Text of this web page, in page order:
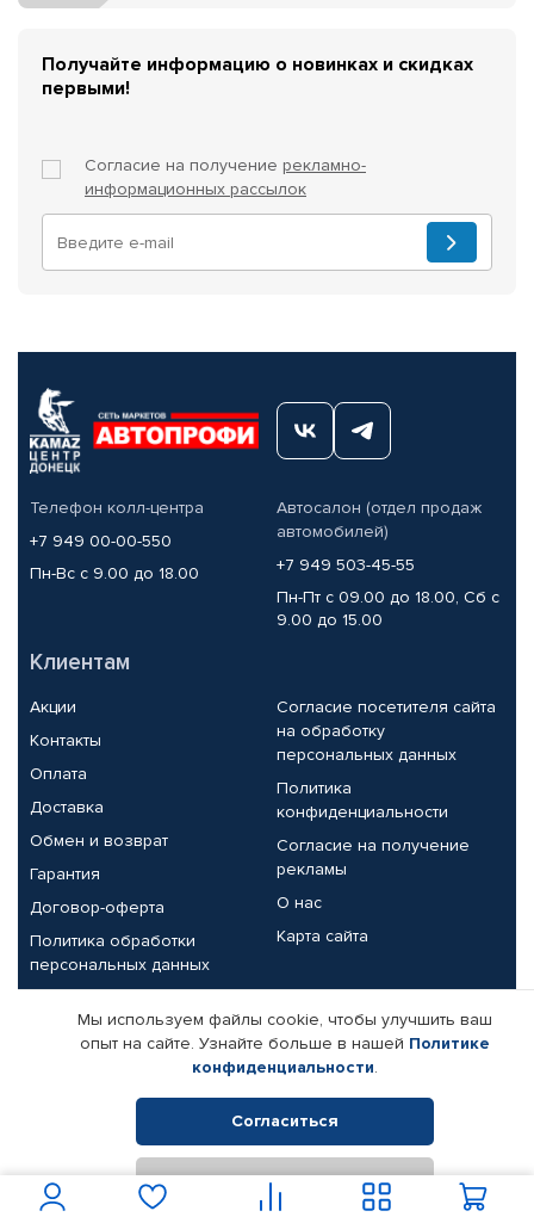
Получайте информацию о новинках и скидках
первыми!
Согласие на получение рекламно-
информационных рассылок
Телефон колл-центра
+7 949 00-00-550
Пн-Вс с 9.00 до 18.00
Автосалон (отдел продаж
автомобилей)
+7 949 503-45-55
Пн-Пт с 09.00 до 18.00, Сб с
9.00 до 15.00
Клиентам
Акции
Контакты
Оплата
Доставка
Обмен и возврат
Гарантия
Договор-оферта
Политика обработки
персональных данных
Согласие посетителя сайта
на обработку
персональных данных
Политика
конфиденциальности
Согласие на получение
рекламы
О нас
Карта сайта
Партнерам
Корпоративным клиентам
Поставщикам
Реквизиты компании
© КАМАЗ ЦЕНТР ДОНЕЦК, 2015-2026. Все права защищены.
Интернет-магазин автомобильных товаров Автопрофи.
Мы используем файлы cookie, чтобы улучшить ваш
опыт на сайте. Узнайте больше в нашей Политике
конфиденциальности.
Согласиться
Отклонить